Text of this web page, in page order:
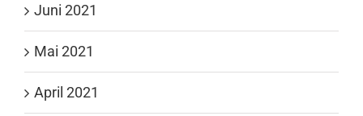
Juni 2021
Mai 2021
April 2021